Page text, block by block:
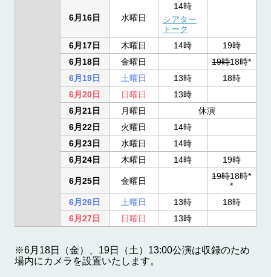
6月16日 水曜日
14時
シアター
トーク
6月17日
木曜日 14時
19時
6月18日
金曜日 19時18時*
6月19日
土曜日 13時
18時
6月20日
日曜日
13時
6月21日
月曜日
休演
6月22日
火曜日
14時
6月23日
水曜日
14時
6月24日
木曜日 14時 19時
6月25日 金曜日 19時18時*
*
6月26日
土曜日 13時
18時
6月27日
日曜日 13時
※6月18日（金）、19日（土）13:00公演は収録のため
場内にカメラを設置いたします。